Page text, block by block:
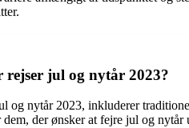
jul og nytår 2023?
og nytår 2023, inkluderer
der ønsker at fejre jul og